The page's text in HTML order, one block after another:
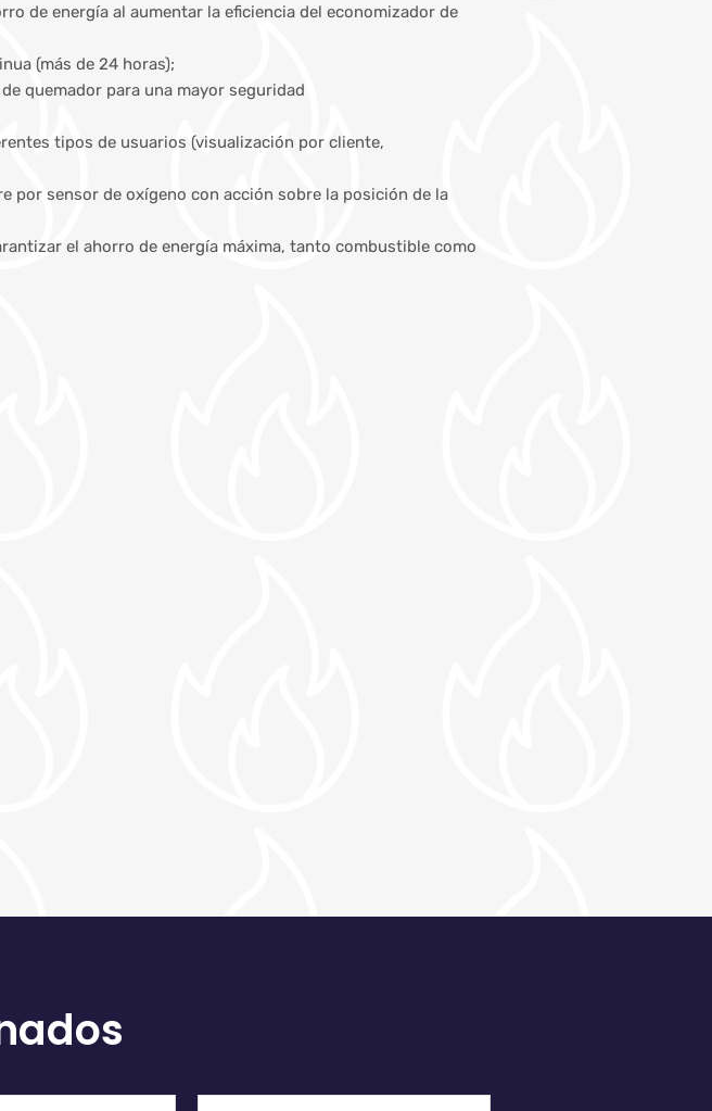
de energía al aumentar la eficiencia del economizador de
(más de 24 horas);
quemador para una mayor seguridad
tipos de usuarios (visualización por cliente,
por sensor de oxígeno con acción sobre la posición de la
el ahorro de energía máxima, tanto combustible como